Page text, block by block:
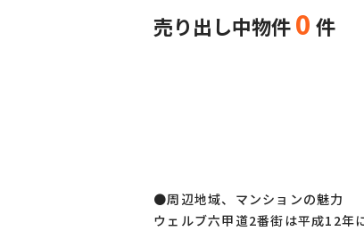
売り出し中物件0 件
●周辺地域、マンションの魅力
ウェルブ六甲道2番街は平成12年